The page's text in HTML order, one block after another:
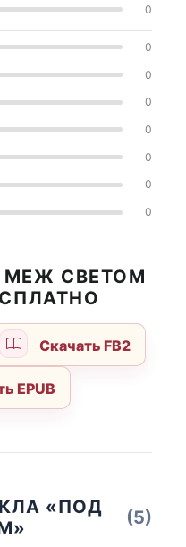
0
0
0
0
0
0
0
0
МЕЖ СВЕТОМ
Скачать FB2
EPUB
«ПОД
(5)